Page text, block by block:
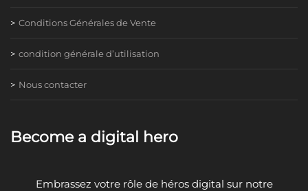
Conditions Générales de Vente
condition générale d’utilisation
Nous contacter
Become a digital hero
Embrassez votre rôle de héros digital sur notre